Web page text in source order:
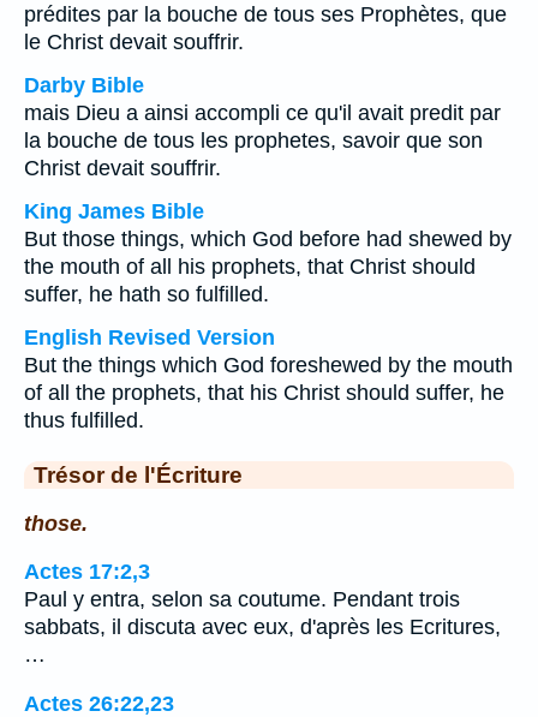
prédites par la bouche de tous ses Prophètes, que
le Christ devait souffrir.
Darby Bible
mais Dieu a ainsi accompli ce qu'il avait predit par
la bouche de tous les prophetes, savoir que son
Christ devait souffrir.
King James Bible
But those things, which God before had shewed by
the mouth of all his prophets, that Christ should
suffer, he hath so fulfilled.
English Revised Version
But the things which God foreshewed by the mouth
of all the prophets, that his Christ should suffer, he
thus fulfilled.
Trésor de l'Écriture
those.
Actes 17:2,3
Paul y entra, selon sa coutume. Pendant trois
sabbats, il discuta avec eux, d'après les Ecritures,
…
Actes 26:22,23